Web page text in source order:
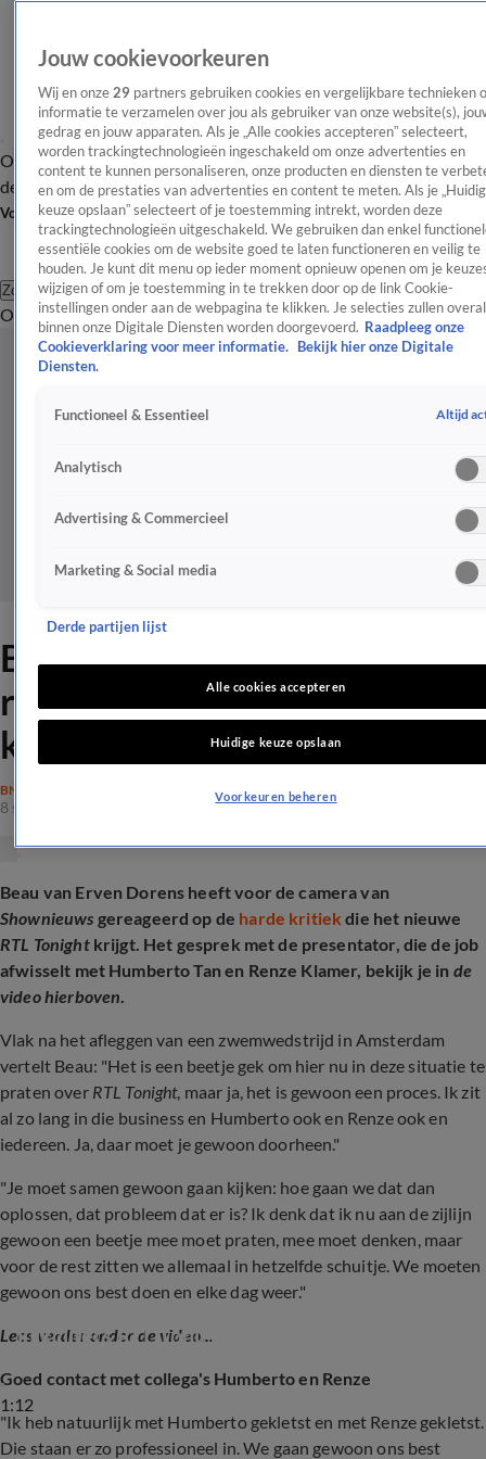
OverzichtAfleveringen Entertainment TV Algemeen
Tip
de redactieNieuwsbrief
Volg Shownieuws
Zoeken
OverzichtEntertainmentSpraakmakendRealityCrimeVideo's
Beau van Erven Dorens
reageert op RTL Tonight-
kritiek: 'Rammen'
BN'ERS
8 sep 2025, 20:21
Beau van Erven Dorens heeft voor de camera van
Shownieuws gereageerd op de harde kritiek die het nieuwe
RTL Tonightkrijgt. Het gesprek met de presentator, die de job
afwisselt met Humberto Tan en Renze Klamer, bekijk je in de
video hierboven.
Vlak na het afleggen van een zwemwedstrijd in Amsterdam
vertelt Beau: "Het is een beetje gek om hier nu in deze situatie te
praten over RTL Tonight, maar ja, het is gewoon een proces. Ik zit
al zo lang in die business en Humberto ook en Renze ook en
iedereen. Ja, daar moet je gewoon doorheen."
"Je moet samen gewoon gaan kijken: hoe gaan we dat dan
oplossen, dat probleem dat er is? Ik denk dat ik nu aan de zijlijn
gewoon een beetje mee moet praten, mee moet denken, maar
voor de rest zitten we allemaal in hetzelfde schuitje. We moeten
gewoon ons best doen en elke dag weer."
Lees verder onder de video...
1:12
Shownieuws-tafel reageert op halvering
kijkcijfers RTL Tonight
Goed contact met collega's Humberto en Renze
"Ik heb natuurlijk met Humberto gekletst en met Renze gekletst.
Die staan er zo professioneel in. We gaan gewoon ons best
Jouw cookievoorkeuren
Wij en onze 29 partners gebruiken cookies en vergelijkbare technieken
informatie te verzamelen over jou als gebruiker van onze website(s),
gedrag en jouw apparaten. Als je „Alle cookies accepteren” selecteert,
worden trackingtechnologieën ingeschakeld om onze advertenties en
content te kunnen personaliseren, onze producten en diensten te
en om de prestaties van advertenties en content te meten. Als je
keuze opslaan” selecteert of je toestemming intrekt, worden deze
trackingtechnologieën uitgeschakeld. We gebruiken dan enkel
essentiële cookies om de website goed te laten functioneren en veilig te
houden. Je kunt dit menu op ieder moment opnieuw openen om je
wijzigen of om je toestemming in te trekken door op de link Cookie-
instellingen onder aan de webpagina te klikken. Je selecties zullen overal
binnen onze Digitale Diensten worden doorgevoerd. Raadpleeg onze
Cookieverklaring voor meer informatie.
Bekijk hier onze Digitale
Diensten.
Functioneel & Essentieel Altijd
Analytisch
Advertising & Commercieel
Marketing & Social media
Derde partijen lijst
Alle cookies accepteren
Huidige keuze opslaan
Voorkeuren beheren